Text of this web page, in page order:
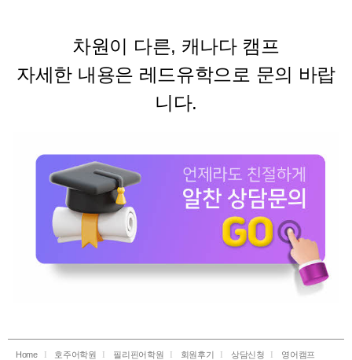
차원이 다른, 캐나다 캠프
자세한 내용은 레드유학으로 문의 바랍
니다.
Home 호주어학원 필리핀어학원 회원후기 상담신청 영어캠프